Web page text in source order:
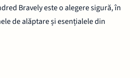
Bravely este o alegere sigură, în
de alăptare și esențialele din